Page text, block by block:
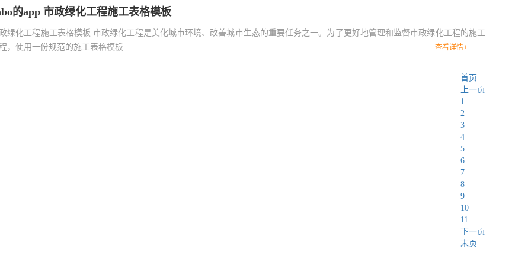
的app 市政绿化工程施工表格模板
绿化工程施工表格模板 市政绿化工程是美化城市环境、改善城市生态的重要任务之一。为了更好地管理和监督市政绿化工程的施工
，使用一份规范的施工表格模板
查看详情+
首页
上一页
1
2
3
4
5
6
7
8
9
10
11
下一页
末页